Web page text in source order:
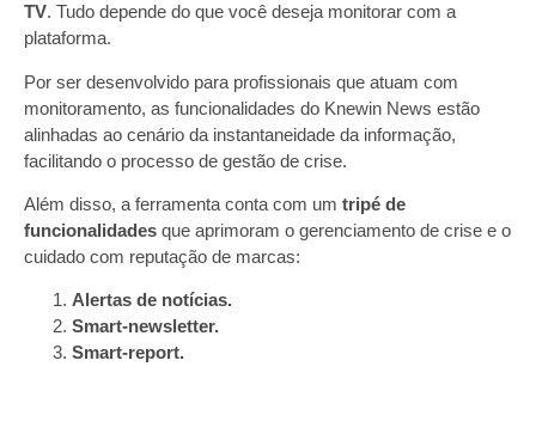
TV. Tudo depende do que você deseja monitorar com a
plataforma.
Por ser desenvolvido para profissionais que atuam com
monitoramento, as funcionalidades do Knewin News estão
alinhadas ao cenário da instantaneidade da informação,
facilitando o processo de gestão de crise.
Além disso, a ferramenta conta com um tripé de
funcionalidades que aprimoram o gerenciamento de crise e o
cuidado com reputação de marcas:
Alertas de notícias.
Smart-newsletter.
Smart-report.